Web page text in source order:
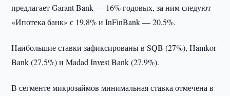
предлагает Garant Bank — 16% годовых, за ним следуют
«Ипотека банк» с 19,8% и InFinBank — 20,5%.
Наибольшие ставки зафиксированы в SQB (27%), Hamkor
Bank (27,5%) и Madad Invest Bank (27,9%).
В сегменте микрозаймов минимальная ставка отмечена в